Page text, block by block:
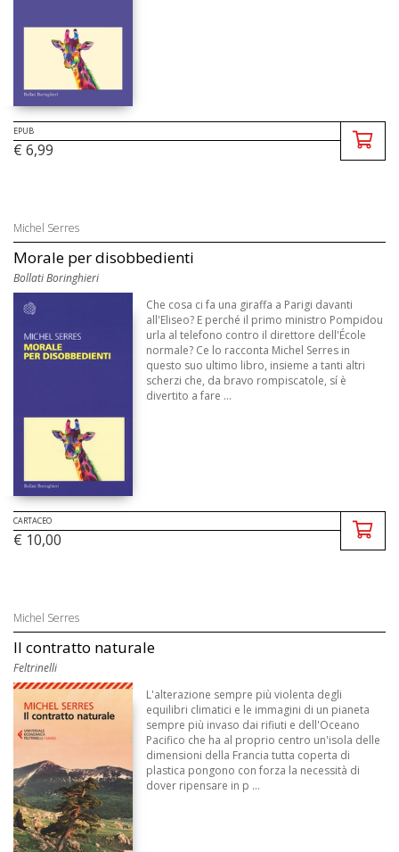
EPUB
€ 6,99
Michel Serres
Morale per disobbedienti
Bollati Boringhieri
Che cosa ci fa una giraffa a Parigi davanti
all'Eliseo? E perché il primo ministro Pompidou
urla al telefono contro il direttore dell'École
normale? Ce lo racconta Michel Serres in
questo suo ultimo libro, insieme a tanti altri
scherzi che, da bravo rompiscatole, sí è
divertito a fare ...
CARTACEO
€ 10,00
Michel Serres
Il contratto naturale
Feltrinelli
L'alterazione sempre più violenta degli
equilibri climatici e le immagini di un pianeta
sempre più invaso dai rifiuti e dell'Oceano
Pacifico che ha al proprio centro un'isola delle
dimensioni della Francia tutta coperta di
plastica pongono con forza la necessità di
dover ripensare in p ...